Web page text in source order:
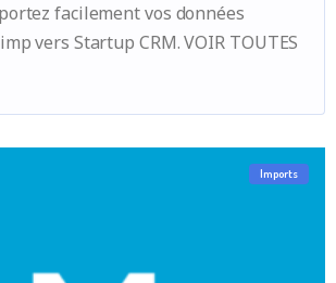
facilement vos données
vers Startup CRM. VOIR TOUTES
Imports